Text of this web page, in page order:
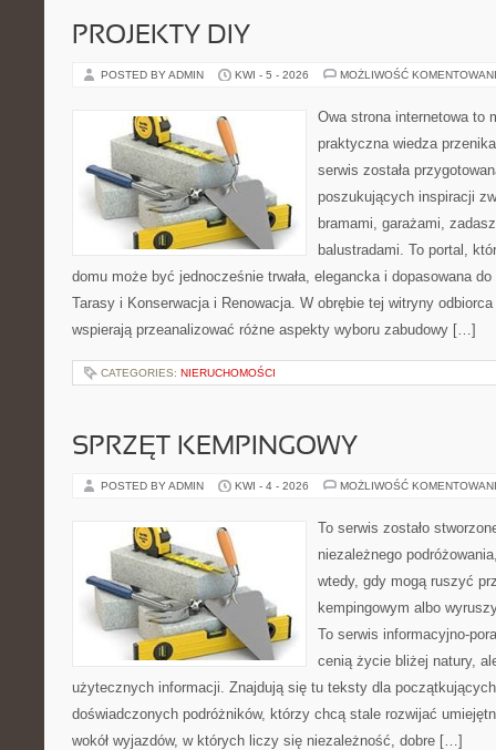
PROJEKTY DIY
POSTED BY ADMIN KWI - 5 - 2026 MOŻLIWOŚĆ
Owa strona internetowa to
praktyczna wiedza
serwis została
poszukujących inspiracji
bramami, garażami,
balustradami. To portal,
domu może być jednocześnie trwała, elegancka i dopasowana
Tarasy i Konserwacja i Renowacja. W obrębie tej witryny
wspierają przeanalizować różne aspekty wyboru zabudowy […]
CATEGORIES: NIERUCHOMOŚCI
SPRZĘT KEMPINGOWY
POSTED BY ADMIN KWI - 4 - 2026 MOŻLIWOŚĆ
To serwis zostało
niezależnego
wtedy, gdy mogą ruszyć
kempingowym albo
To serwis informacyjno-
cenią życie bliżej natury,
użytecznych informacji. Znajdują się tu teksty dla
doświadczonych podróżników, którzy chcą stale rozwijać
wokół wyjazdów, w których liczy się niezależność, dobre […]